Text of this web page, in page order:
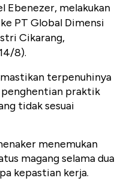
Ebenezer, melakukan
PT Global Dimensi
Cikarang,
8).
terpenuhinya
penghentian praktik
tidak sesuai
menemukan
magang selama dua
kepastian kerja.